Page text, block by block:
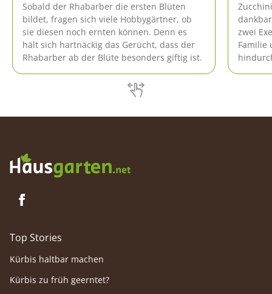
Sobald der Rhabarber die ersten Blüten
bildet, fragen sich viele Hobbygärtner, ob
sie diesen noch ernten können. Denn es
hält sich hartnäckig das Gerücht, dass der
Rhabarber ab der Blüte besonders giftig ist.
zwei
Familie
Top Stories
Kürbis haltbar machen
Kürbis zu früh geerntet?